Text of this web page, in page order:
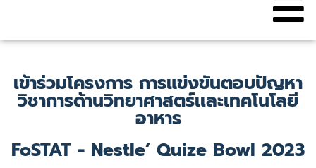
เข้าร่วมโครงการ การแข่งขันตอบปัญหา
วิชาการด้านวิทยาศาสตร์เเละเทคโนโลยี
อาหาร
FoSTAT - Nestle’ Quize Bowl 2023